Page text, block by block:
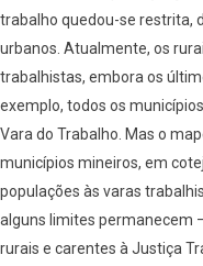
trabalho quedou-se restrita,
urbanos. Atualmente, os
trabalhistas, embora os
exemplo, todos os
Vara do Trabalho. Mas o
municípios mineiros, em
populações às varas
alguns limites permanecem
rurais e carentes à Justiça